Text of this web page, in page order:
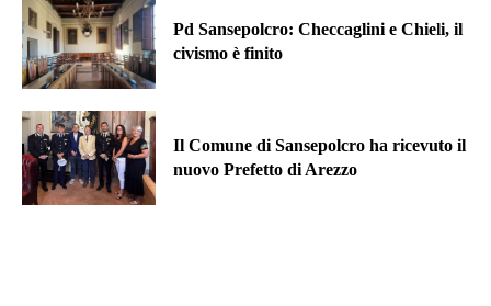
Pd Sansepolcro: Checcaglini e Chieli, il
civismo è finito
Il Comune di Sansepolcro ha ricevuto il
nuovo Prefetto di Arezzo